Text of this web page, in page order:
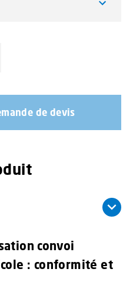
convoi
de devis
convoi
: conformité et